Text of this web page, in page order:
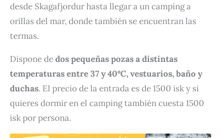
desde Skagafjordur hasta llegar a un camping a
orillas del mar, donde también se encuentran las
termas.
Dispone dedos pequeñas pozas a distintas
temperaturas entre 37 y 40ºC, vestuarios, baño y
duchas. El precio de la entrada es de 1500 isk y si
quieres dormir en el camping también cuesta 1500
isk por persona.